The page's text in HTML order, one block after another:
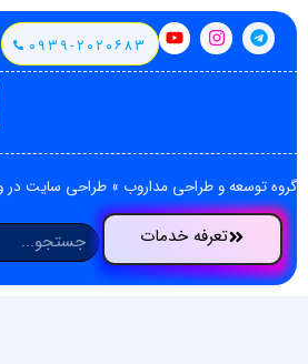
۰۹۳۹-۲۰۲۰۶۸۳
گروه توسعه و طراحی مداروب » طراحی سایت در
تعرفه خدمات